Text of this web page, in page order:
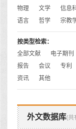
物理
文学 信息
语言
哲学 宗教
按类型检索：
全部文献
电子期刊
报告
会议 专利
资讯
其他
外文数据库(共